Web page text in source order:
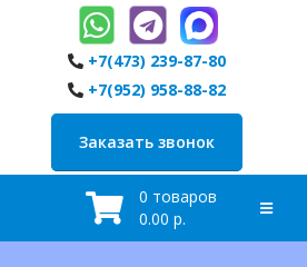
+7(473) 239-87-80
+7(952) 958-88-82
Заказать звонок
0 товаров
0.00 р.